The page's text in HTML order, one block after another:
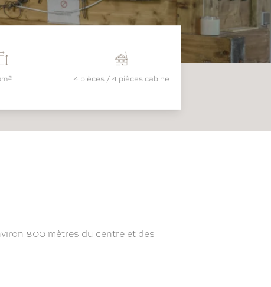
4 pièces / 4 pièces cabine
800 mètres du centre et des